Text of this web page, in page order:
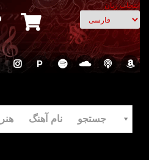
انتخاب زبان
P
جستجو نام آهنگ